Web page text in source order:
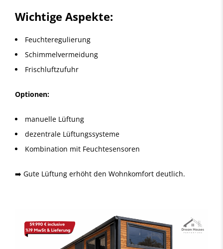
Wichtige Aspekte:
Feuchteregulierung
Schimmelvermeidung
Frischluftzufuhr
Optionen:
manuelle Lüftung
dezentrale Lüftungssysteme
Kombination mit Feuchtesensoren
➡️ Gute Lüftung erhöht den Wohnkomfort deutlich.